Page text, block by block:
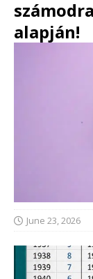
alapján!
June 23, 2026